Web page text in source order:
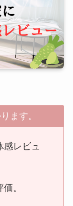
ます。
感レビュ
。